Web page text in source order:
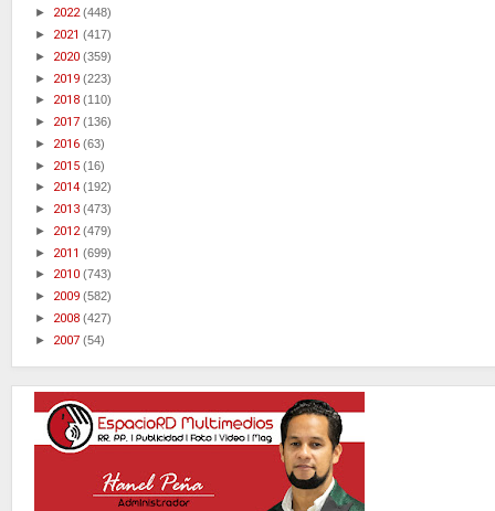
► 2022(448)
► 2021 (417)
► 2020 (359)
► 2019 (223)
► 2018 (110)
► 2017 (136)
► 2016 (63)
► 2015 (16)
► 2014 (192)
► 2013 (473)
► 2012(479)
► 2011 (699)
► 2010 (743)
► 2009 (582)
► 2008 (427)
► 2007 (54)